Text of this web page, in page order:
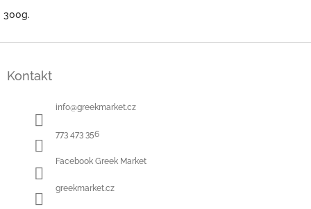
300g.
Kontakt
info@greekmarket.cz
773 473 356
Facebook Greek Market
greekmarket.cz